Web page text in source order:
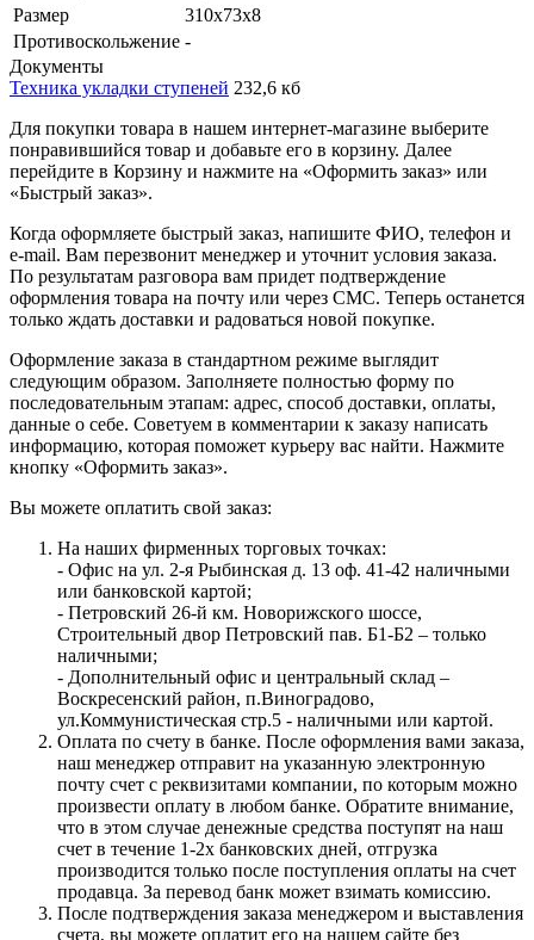
Размер
310х73х8
Противоскольжение -
Документы
Техника укладки ступеней 232,6 кб
Для покупки товара в нашем интернет-магазине выберите
понравившийся товар и добавьте его в корзину. Далее
перейдите в Корзину и нажмите на «Оформить заказ» или
«Быстрый заказ».
Когда оформляете быстрый заказ, напишите ФИО, телефон и
e-mail. Вам перезвонит менеджер и уточнит условия заказа.
По результатам разговора вам придет подтверждение
оформления товара на почту или через СМС. Теперь останется
только ждать доставки и радоваться новой покупке.
Оформление заказа в стандартном режиме выглядит
следующим образом. Заполняете полностью форму по
последовательным этапам: адрес, способ доставки, оплаты,
данные о себе. Советуем в комментарии к заказу написать
информацию, которая поможет курьеру вас найти. Нажмите
кнопку «Оформить заказ».
Вы можете оплатить свой заказ:
На наших фирменных торговых точках:
- Офис на ул. 2-я Рыбинская д. 13 оф. 41-42 наличными
или банковской картой;
- Петровский 26-й км. Новорижского шоссе,
Строительный двор Петровский пав. Б1-Б2 – только
наличными;
- Дополнительный офис и центральный склад –
Воскресенский район, п.Виноградово,
ул.Коммунистическая стр.5 - наличными или картой.
Оплата по счету в банке. После оформления вами заказа,
наш менеджер отправит на указанную электронную
почту счет с реквизитами компании, по которым можно
произвести оплату в любом банке. Обратите внимание,
что в этом случае денежные средства поступят на наш
счет в течение 1-2х банковских дней, отгрузка
производится только после поступления оплаты на счет
продавца. За перевод банк может взимать комиссию.
После подтверждения заказа менеджером и выставления
счета, вы можете оплатит его на нашем сайте без